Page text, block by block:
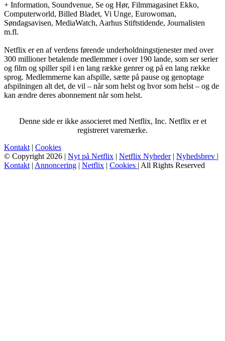
+ Information, Soundvenue, Se og Hør, Filmmagasinet Ekko,
Computerworld, Billed Bladet, Vi Unge, Eurowoman,
Søndagsavisen, MediaWatch, Aarhus Stiftstidende, Journalisten
m.fl.
Netflix er en af verdens førende underholdningstjenester med over
300 millioner betalende medlemmer i over 190 lande, som ser serier
og film og spiller spil i en lang række genrer og på en lang række
sprog. Medlemmerne kan afspille, sætte på pause og genoptage
afspilningen alt det, de vil – når som helst og hvor som helst – og de
kan ændre deres abonnement når som helst.
Denne side er ikke associeret med Netflix, Inc. Netflix er et
registreret varemærke.
Kontakt | Cookies
© Copyright 2026 | Nyt på Netflix | Netflix Nyheder| Nyhedsbrev |
Kontakt | Annoncering | Netflix | Cookies | All Rights Reserved